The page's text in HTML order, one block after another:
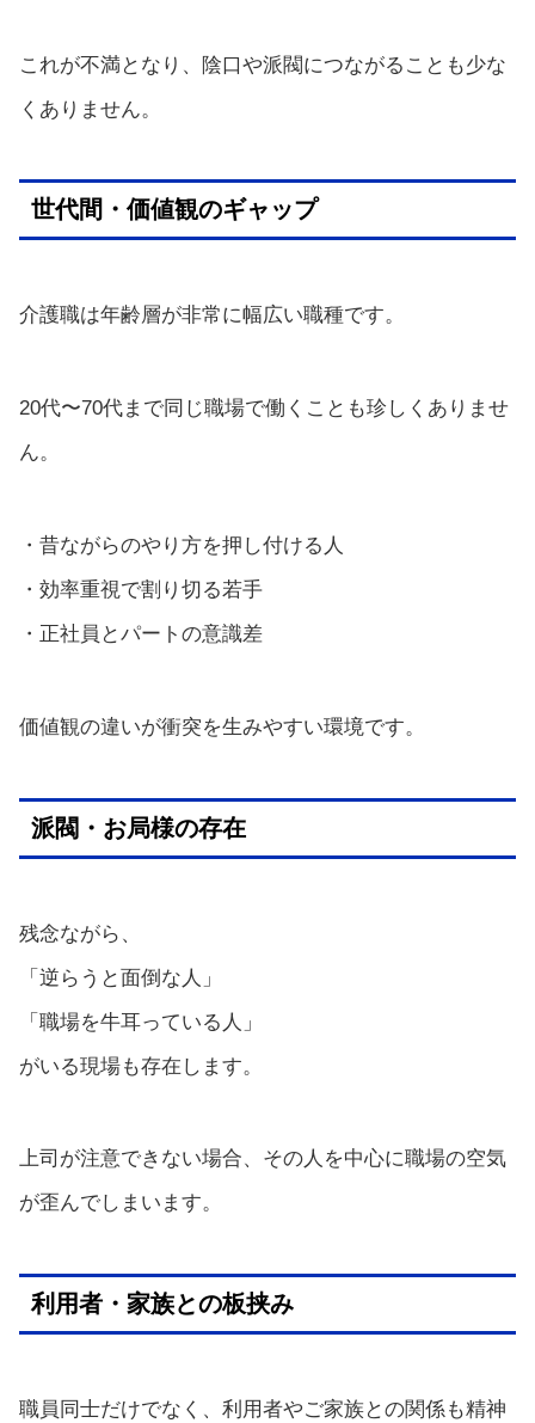
これが不満となり、陰口や派閥につながることも少な
くありません。
世代間・価値観のギャップ
介護職は年齢層が非常に幅広い職種です。
20代〜70代まで同じ職場で働くことも珍しくありませ
ん。
・昔ながらのやり方を押し付ける人
・効率重視で割り切る若手
・正社員とパートの意識差
価値観の違いが衝突を生みやすい環境です。
派閥・お局様の存在
残念ながら、
「逆らうと面倒な人」
「職場を牛耳っている人」
がいる現場も存在します。
上司が注意できない場合、その人を中心に職場の空気
が歪んでしまいます。
利用者・家族との板挟み
職員同士だけでなく、利用者やご家族との関係も精神